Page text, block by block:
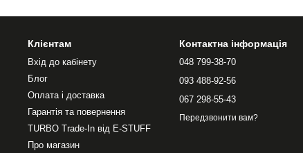
Клієнтам
Вхід до кабінету
Блог
Оплата і доставка
Гарантія та повернення
TURBO Trade-In від E-STUFF
Про магазин
Контактна інформація
048 799-38-70
093 488-92-56
067 298-55-43
Передзвонити вам?